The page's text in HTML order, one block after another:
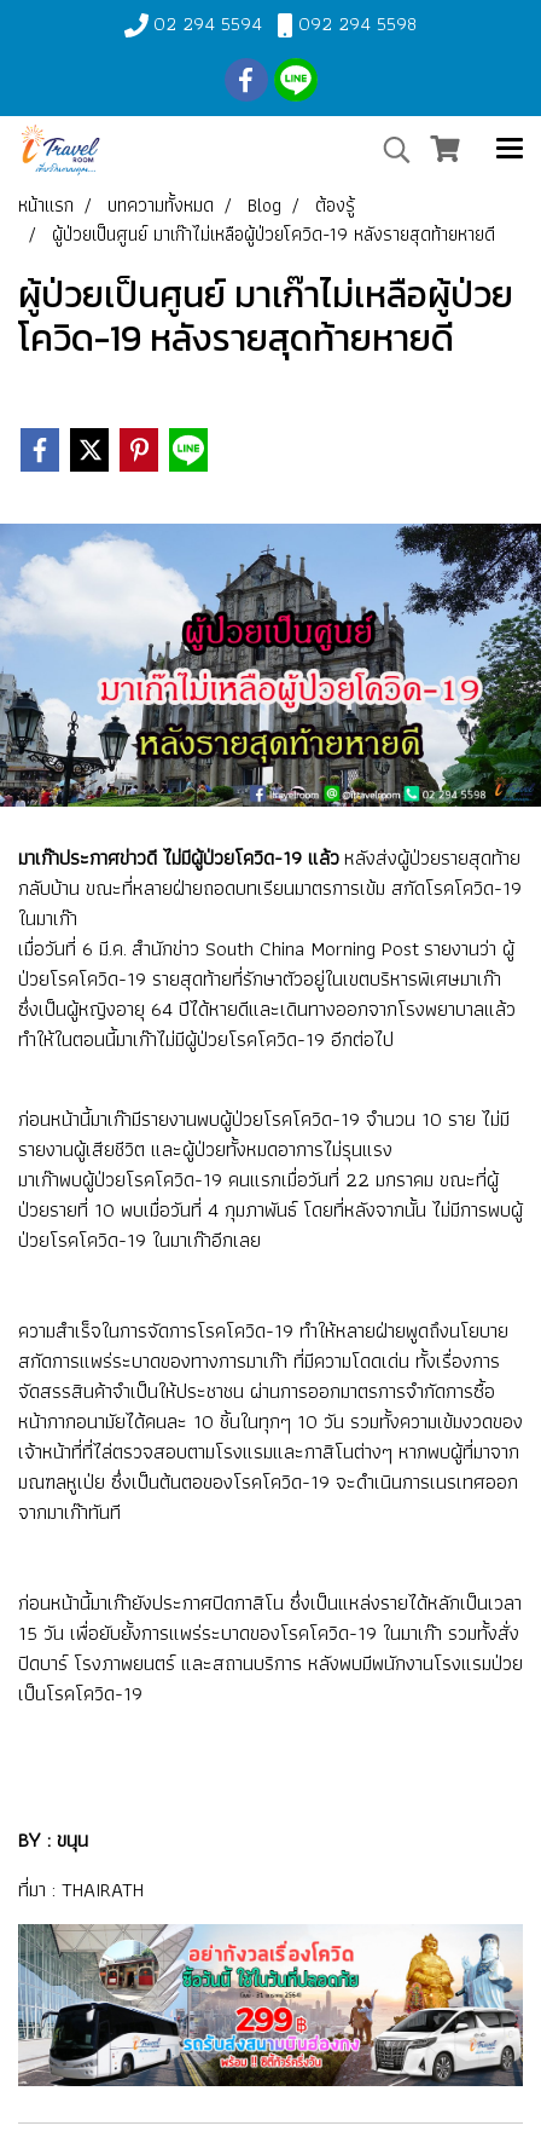
02 294 5594 092 294 5598
หน้าแรก บทความทั้งหมด Blog
ต้องรู้
ผู้ป่วยเป็นศูนย์ มาเก๊าไม่เหลือผู้ป่วยโควิด-19 หลังรายสุดท้ายหายดี
ผู้ป่วยเป็นศูนย์ มาเก๊าไม่เหลือผู้ป่วย
โควิด-19 หลังรายสุดท้ายหายดี
มาเก๊าประกาศข่าวดี ไม่มีผู้ป่วยโควิด-19 แล้วหลังส่งผู้ป่วยรายสุดท้าย
กลับบ้าน ขณะที่หลายฝ่ายถอดบทเรียนมาตรการเข้ม สกัดโรคโควิด-19
ในมาเก๊า
เมื่อวันที่ 6 มี.ค. สำนักข่าว South China Morning Post รายงานว่า ผู้
ป่วยโรคโควิด-19 รายสุดท้ายที่รักษาตัวอยู่ในเขตบริหารพิเศษมาเก๊า
ซึ่งเป็นผู้หญิงอายุ 64 ปีได้หายดีและเดินทางออกจากโรงพยาบาลแล้ว
ทำให้ในตอนนี้มาเก๊าไม่มีผู้ป่วยโรคโควิด-19 อีกต่อไป
ก่อนหน้านี้มาเก๊ามีรายงานพบผู้ป่วยโรคโควิด-19 จำนวน 10 ราย ไม่มี
รายงานผู้เสียชีวิต และผู้ป่วยทั้งหมดอาการไม่รุนแรง
มาเก๊าพบผู้ป่วยโรคโควิด-19 คนแรกเมื่อวันที่ 22 มกราคม ขณะที่ผู้
ป่วยรายที่ 10 พบเมื่อวันที่ 4 กุมภาพันธ์ โดยที่หลังจากนั้น ไม่มีการพบผู้
ป่วยโรคโควิด-19 ในมาเก๊าอีกเลย
ความสำเร็จในการจัดการโรคโควิด-19 ทำให้หลายฝ่ายพูดถึงนโยบาย
สกัดการแพร่ระบาดของทางการมาเก๊า ที่มีความโดดเด่น ทั้งเรื่องการ
จัดสรรสินค้าจำเป็นให้ประชาชน ผ่านการออกมาตรการจำกัดการซื้อ
หน้ากากอนามัยได้คนละ 10 ชิ้นในทุกๆ 10 วัน รวมทั้งความเข้มงวดของ
เจ้าหน้าที่ที่ไล่ตรวจสอบตามโรงแรมและกาสิโนต่างๆ หากพบผู้ที่มาจาก
มณฑลหูเป่ย ซึ่งเป็นต้นตอของโรคโควิด-19 จะดำเนินการเนรเทศออก
จากมาเก๊าทันที
ก่อนหน้านี้มาเก๊ายังประกาศปิดกาสิโน ซึ่งเป็นแหล่งรายได้หลักเป็นเวลา
15 วัน เพื่อยับยั้งการแพร่ระบาดของโรคโควิด-19 ในมาเก๊า รวมทั้งสั่ง
ปิดบาร์ โรงภาพยนตร์ และสถานบริการ หลังพบมีพนักงานโรงแรมป่วย
เป็นโรคโควิด-19
BY : ขนุน
ที่มา : THAIRATH